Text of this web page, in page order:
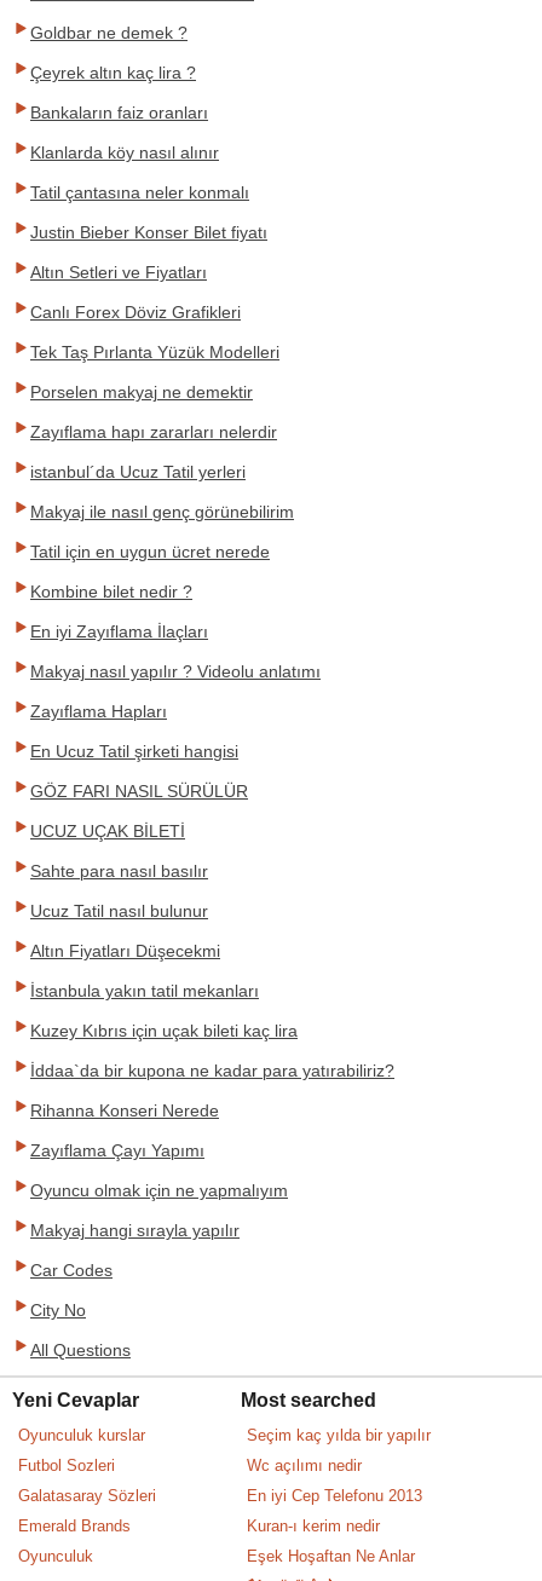
Goldbar ne demek ?
Çeyrek altın kaç lira ?
Bankaların faiz oranları
Klanlarda köy nasıl alınır
Tatil çantasına neler konmalı
Justin Bieber Konser Bilet fiyatı
Altın Setleri ve Fiyatları
Canlı Forex Döviz Grafikleri
Tek Taş Pırlanta Yüzük Modelleri
Porselen makyaj ne demektir
Zayıflama hapı zararları nelerdir
istanbul´da Ucuz Tatil yerleri
Makyaj ile nasıl genç görünebilirim
Tatil için en uygun ücret nerede
Kombine bilet nedir ?
En iyi Zayıflama İlaçları
Makyaj nasıl yapılır ? Videolu anlatımı
Zayıflama Hapları
En Ucuz Tatil şirketi hangisi
GÖZ FARI NASIL SÜRÜLÜR
UCUZ UÇAK BİLETİ
Sahte para nasıl basılır
Ucuz Tatil nasıl bulunur
Altın Fiyatları Düşecekmi
İstanbula yakın tatil mekanları
Kuzey Kıbrıs için uçak bileti kaç lira
İddaa`da bir kupona ne kadar para yatırabiliriz?
Rihanna Konseri Nerede
Zayıflama Çayı Yapımı
Oyuncu olmak için ne yapmalıyım
Makyaj hangi sırayla yapılır
Car Codes
City No
All Questions
Yeni Cevaplar
Oyunculuk kurslar
Futbol Sozleri
Galatasaray Sözleri
Emerald Brands
Oyunculuk
Most searched
Seçim kaç yılda bir yapılır
Wc açılımı nedir
En iyi Cep Telefonu 2013
Kuran-ı kerim nedir
Eşek Hoşaftan Ne Anlar